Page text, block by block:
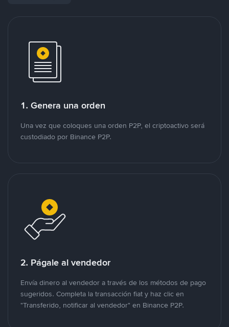
1. Genera una orden
Una vez que coloques una orden P2P, el criptoactivo será
custodiado por Binance P2P.
2. Págale al vendedor
Envía dinero al vendedor a través de los métodos de pago
sugeridos. Completa la transacción fiat y haz clic en
"Transferido, notificar al vendedor" en Binance P2P.